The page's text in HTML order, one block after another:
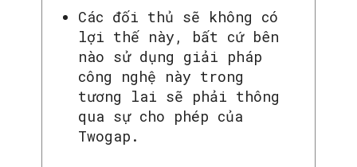
Các đối thủ sẽ không có
lợi thế này, bất cứ bên
nào sử dụng giải pháp
công nghệ này trong
tương lai sẽ phải thông
qua sự cho phép của
Twogap.